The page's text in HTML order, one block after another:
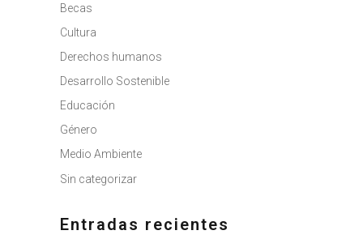
Becas
Cultura
Derechos humanos
Desarrollo Sostenible
Educación
Género
Medio Ambiente
Sin categorizar
Entradas recientes